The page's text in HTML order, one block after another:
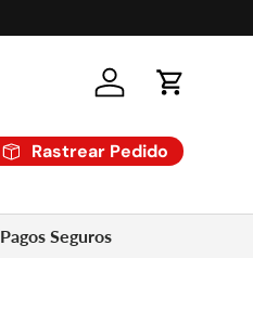
Cuenta Carrito
Rastrear Pedido
Pagos Seguros